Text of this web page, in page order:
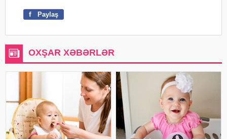
f Paylaş
OXŞAR XƏBƏRLƏR